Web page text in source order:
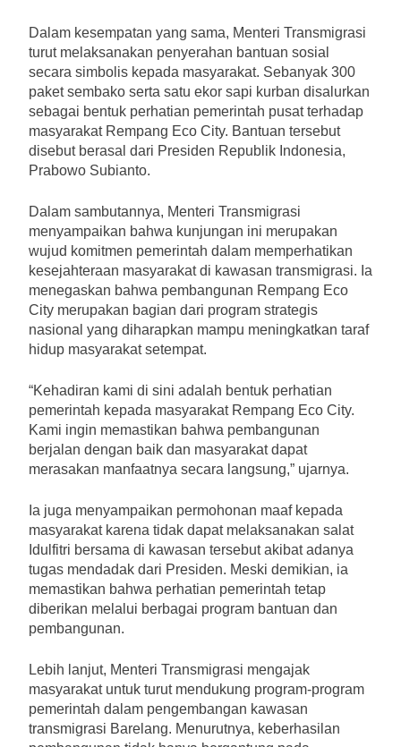
Dalam kesempatan yang sama, Menteri Transmigrasi
turut melaksanakan penyerahan bantuan sosial
secara simbolis kepada masyarakat. Sebanyak 300
paket sembako serta satu ekor sapi kurban disalurkan
sebagai bentuk perhatian pemerintah pusat terhadap
masyarakat Rempang Eco City. Bantuan tersebut
disebut berasal dari Presiden Republik Indonesia,
Prabowo Subianto.
Dalam sambutannya, Menteri Transmigrasi
menyampaikan bahwa kunjungan ini merupakan
wujud komitmen pemerintah dalam memperhatikan
kesejahteraan masyarakat di kawasan transmigrasi. Ia
menegaskan bahwa pembangunan Rempang Eco
City merupakan bagian dari program strategis
nasional yang diharapkan mampu meningkatkan taraf
hidup masyarakat setempat.
“Kehadiran kami di sini adalah bentuk perhatian
pemerintah kepada masyarakat Rempang Eco City.
Kami ingin memastikan bahwa pembangunan
berjalan dengan baik dan masyarakat dapat
merasakan manfaatnya secara langsung,” ujarnya.
Ia juga menyampaikan permohonan maaf kepada
masyarakat karena tidak dapat melaksanakan salat
Idulfitri bersama di kawasan tersebut akibat adanya
tugas mendadak dari Presiden. Meski demikian, ia
memastikan bahwa perhatian pemerintah tetap
diberikan melalui berbagai program bantuan dan
pembangunan.
Lebih lanjut, Menteri Transmigrasi mengajak
masyarakat untuk turut mendukung program-program
pemerintah dalam pengembangan kawasan
transmigrasi Barelang. Menurutnya, keberhasilan